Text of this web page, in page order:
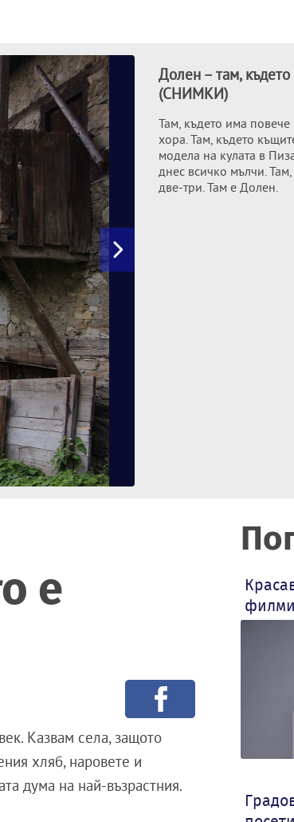
Долен – там,
(СНИМКИ)
Там, където има
хора. Там, където
модела на кулата в
днес всичко мълчи.
две-три. Там е Долен.
е
Казвам села, защото
хляб, наровете и
дума на най-възрастния.